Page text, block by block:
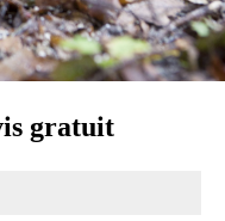
gratuit